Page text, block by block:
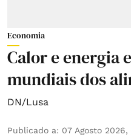
Economia
Calor e energia
mundiais dos
DN/Lusa
Publicado a: 07 Agosto 2026,